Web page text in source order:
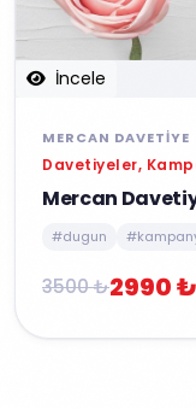
İncele
MERCAN DAVETIYE
Davetiyeler,
Mercan
#dugun
3500 ₺2990 ₺